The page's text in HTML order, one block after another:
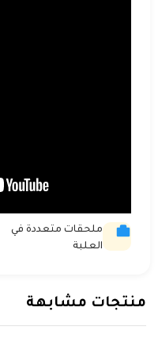
ملحقات متعددة في
العلبة
منتجات مشابهة